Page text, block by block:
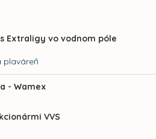
Extraligy vo vodnom póle
plaváreň
- Wamex
VVS